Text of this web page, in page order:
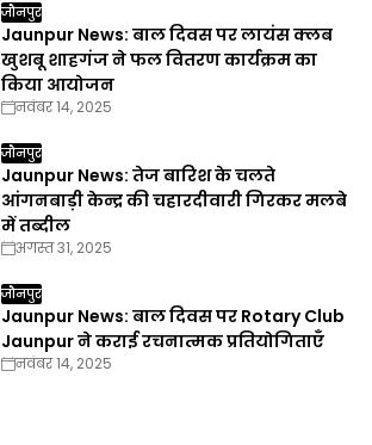
जौनपुर
Jaunpur News: बाल दिवस पर लायंस क्लब
खुशबू शाहगंज ने फल वितरण कार्यक्रम का
किया आयोजन
नवंबर 14, 2025
जौनपुर
Jaunpur News: तेज बारिश के चलते
आंगनबाड़ी केन्द्र की चहारदीवारी गिरकर मलबे
में तब्दील
अगस्त 31, 2025
जौनपुर
Jaunpur News: बाल दिवस पर Rotary Club
Jaunpur ने कराई रचनात्मक प्रतियोगिताएँ
नवंबर 14, 2025